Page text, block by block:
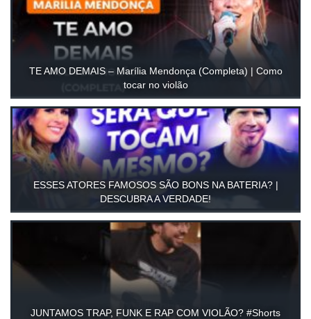
TE AMO DEMAIS – Marília Mendonça (Completa) | Como
tocar no violão
ESSES ATORES FAMOSOS SÃO BONS NA BATERIA? |
DESCUBRA A VERDADE!
JUNTAMOS TRAP, FUNK E RAP COM VIOLÃO? #Shorts